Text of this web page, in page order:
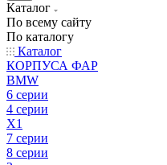
Каталог
По всему сайту
По каталогу
Каталог
КОРПУСА ФАР
BMW
6 серии
4 серии
X1
7 серии
8 серии